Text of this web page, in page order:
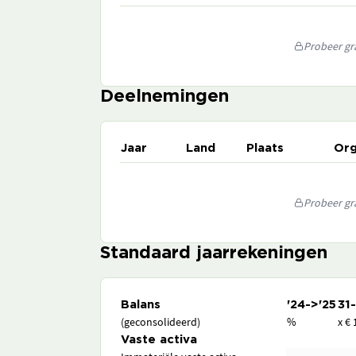
Probeer
Deelnemingen
Jaar Land Plaats
Probeer
Standaard jaarrekeningen
Balans '24->'25
(geconsolideerd) % x €
Vaste activa